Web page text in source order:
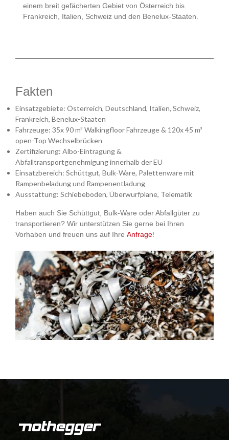
einem breit gefächerten Gebiet von Österreich bis
Frankreich, Italien, Schweiz und den Benelux-Staaten.
Fakten
Einsatzgebiete: Österreich, Deutschland, Italien, Schweiz,
Frankreich, Benelux-Staaten
Fahrzeuge: 35x 90 m³ Walkingfloor Fahrzeuge & 120x 45 m³
open-Top Wechselbrücken
Zertifizierung: Albo-Eintragung &
Abfalltransportgenehmigung innerhalb der EU
Einsatzbereich: Schüttgut, Bulk-Ware, Palettenware mit
Rampenbeladung und Rampenentladung
Ausstattung: Schiebeboden, Überwurfplane, Telematik
Haben auch Sie Schüttgut, Bulk-Ware oder Abfallgüter zu
transportieren? Wir unterstützen Sie gerne bei Ihren
Vorhaben und freuen uns auf Ihre Anfrage!